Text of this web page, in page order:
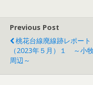
b
o
o
k
er
Previous Post
桃花台線廃線跡レポート
（2023年５月）１ ～小
周辺～